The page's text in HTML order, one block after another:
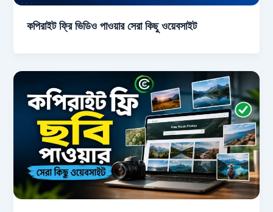
কপিরাইট ফ্রি ভিডিও পাওয়ার সেরা কিছু ওয়েবসাইট